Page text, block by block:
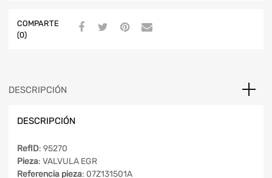
COMPARTE
(0)
DESCRIPCIÓN
DESCRIPCIÓN
RefID: 95270
Pieza: VALVULA EGR
Referencia pieza: 07Z131501A